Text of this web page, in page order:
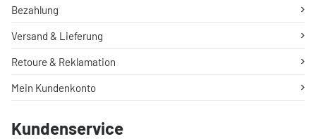
Bezahlung
Versand & Lieferung
Retoure & Reklamation
Mein Kundenkonto
Kundenservice